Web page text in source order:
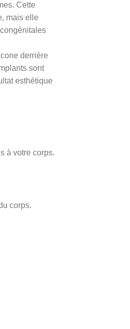
Cette
mais elle
derrière
sont
esthétique
à votre corps.
corps.